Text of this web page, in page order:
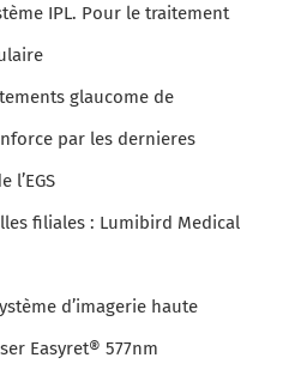
IPL. Pour le traitement
glaucome de
par les dernieres
l’EGS
filiales : Lumibird Medical
d’imagerie haute
Easyret® 577nm